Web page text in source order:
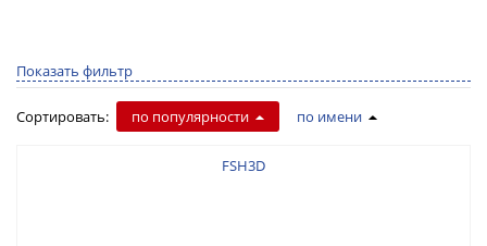
Показать фильтр
Сортировать: по популярности по имени
FSH3D